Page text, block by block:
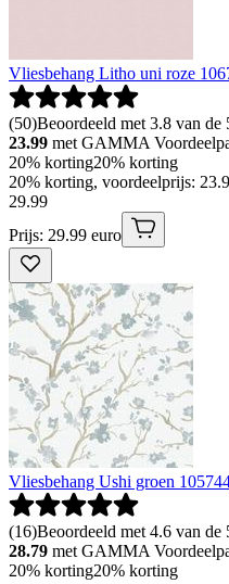
Vliesbehang Litho uni roze
(50)Beoordeeld met 3.8 van de
23.99 met GAMMA
20% korting20% korting
20% korting, voordeelprijs:
29.99
Prijs: 29.99 euro
Vliesbehang Ushi groen
(16)Beoordeeld met 4.6 van de
28.79 met GAMMA
20% korting20% korting